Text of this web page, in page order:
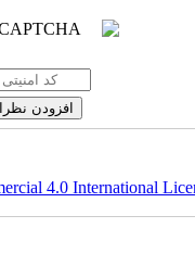
4.0 International